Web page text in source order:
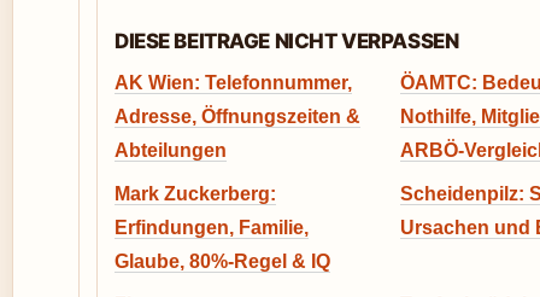
DIESE BEITRAGE NICHT VERPASSEN
AK Wien: Telefonnummer,
Adresse, Öffnungszeiten &
Abteilungen
ÖAMTC:
Nothilfe,
ARBÖ-
Mark Zuckerberg:
Erfindungen, Familie,
Glaube, 80%-Regel & IQ
Scheidenpilz:
Ursachen und